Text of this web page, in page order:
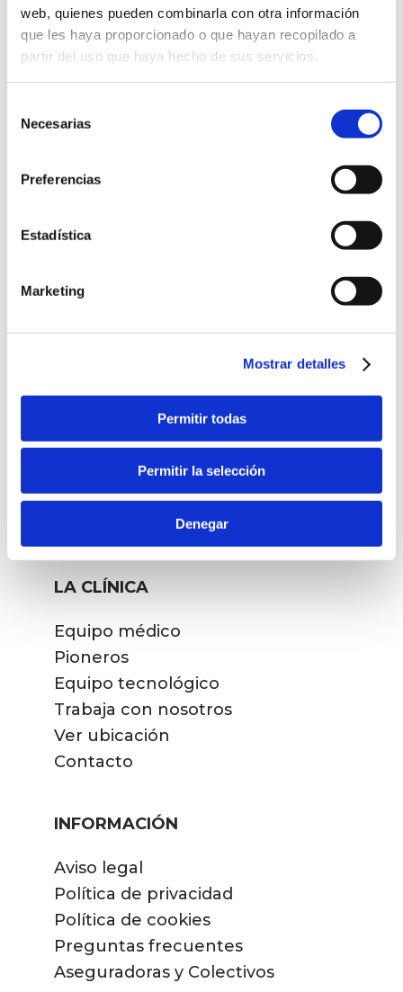
web, quienes pueden combinarla con otra información
que les haya proporcionado o que hayan recopilado a
partir del uso que haya hecho de sus servicios.
Necesarias
Preferencias
Estadística
Marketing
Mostrar detalles
Permitir todas
Permitir la selección
Denegar
casos leves,puede resolverse de
manera espontánea o con medidas
conservadoras comohidratación
embargo, si la afección persiste o se
intervención quirúrgica
para restaurar
la anatomía del párpado y preservar la
Cirugía refractiva
Cirugía cataratas
Vítreo y retina
Otros tratamientos
LA CLÍNICA
Equipo médico
Pioneros
Equipo tecnológico
Trabaja con nosotros
Ver ubicación
Contacto
INFORMACIÓN
Aviso legal
Política de privacidad
Política de cookies
Preguntas frecuentes
Aseguradoras y Colectivos